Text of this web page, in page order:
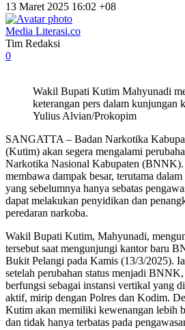
13 Maret 2025 16:02 +08
Media Literasi.co
Tim Redaksi
0
Wakil Bupati Kutim Mahyunadi
keterangan pers dalam kunjungan
Yulius Alvian/Prokopim
SANGATTA – Badan Narkotika
(Kutim) akan segera mengalami
Narkotika Nasional Kabupaten (BNNK).
membawa dampak besar, terutama
yang sebelumnya hanya sebatas
dapat melakukan penyidikan dan
peredaran narkoba.
Wakil Bupati Kutim, Mahyunadi,
tersebut saat mengunjungi kantor baru
Bukit Pelangi pada Kamis (13/3/2025).
setelah perubahan status menjadi
berfungsi sebagai instansi vertikal yang
aktif, mirip dengan Polres dan Kodim.
Kutim akan memiliki kewenangan lebih
dan tidak hanya terbatas pada